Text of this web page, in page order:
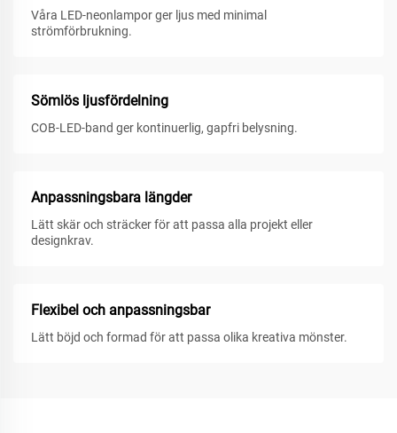
Våra LED-neonlampor ger ljus med minimal
strömförbrukning.
Sömlös ljusfördelning
COB-LED-band ger kontinuerlig, gapfri belysning.
Anpassningsbara längder
Lätt skär och sträcker för att passa alla projekt eller
designkrav.
Flexibel och anpassningsbar
Lätt böjd och formad för att passa olika kreativa mönster.